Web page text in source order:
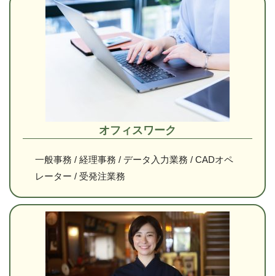
オフィスワーク
一般事務 / 経理事務 / データ入力業務 / CADオペ
レーター / 受発注業務